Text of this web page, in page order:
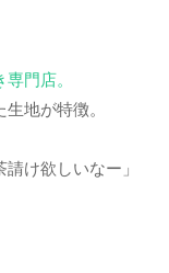
門店。
地が特徴。
け欲しいなー」